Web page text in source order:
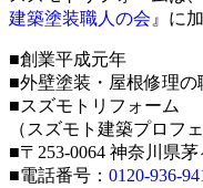
建築塗装職人の会 』に
■創業平成元年
■外壁塗装・屋根修理の
■スズモトリフォーム
（スズモト建築プロフ
■〒253-0064 神奈川県
■電話番号： 0120-936-